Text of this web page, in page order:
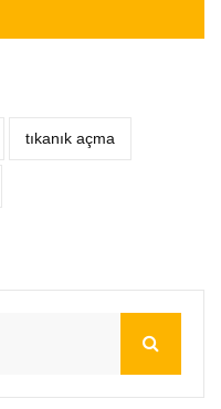
tıkanık açma